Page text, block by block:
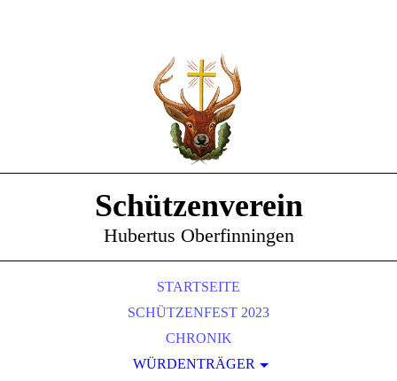
Schützenverein
Hubertus Oberfinningen
STARTSEITE
SCHÜTZENFEST 2023
CHRONIK
WÜRDENTRÄGER